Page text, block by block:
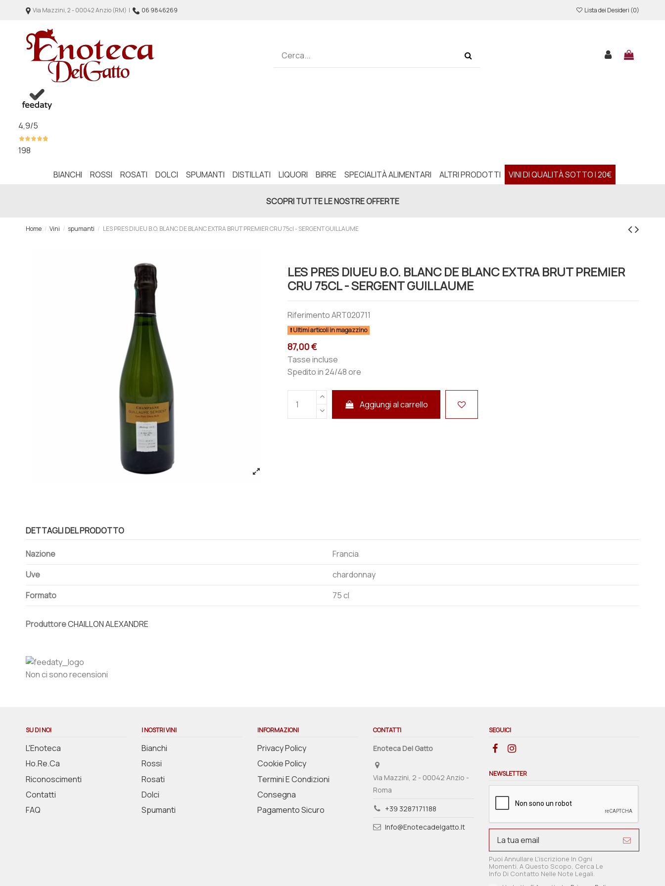
Via Mazzini, 2 - 00042 Anzio (RM) | 06 9846269 Lista dei Desideri (0)
4,9/5
198
BIANCHI ROSSI ROSATI DOLCI SPUMANTI DISTILLATI LIQUORI BIRRE SPECIALITÀ ALIMENTARI ALTRI PRODOTTI VINI DI QUALITÀ SOTTO I 20€
SCOPRI TUTTE LE NOSTRE OFFERTE
Home Vini spumanti LES PRES DIUEU B.O. BLANC DE BLANC EXTRA BRUT PREMIER CRU 75cl - SERGENT GUILLAUME
LES PRES DIUEU B.O. BLANC DE BLANC EXTRA BRUT PREMIER
CRU 75CL - SERGENT GUILLAUME
RiferimentoART020711
Ultimi articoli in magazzino
87,00 €
Tasse incluse
Spedito in 24/48 ore
Aggiungi al carrello
DETTAGLI DEL PRODOTTO
Nazione
Francia
Uve
chardonnay
Formato
75 cl
ProduttoreCHAILLON ALEXANDRE
Non ci sono recensioni
SU DI NOI
L'Enoteca
Ho.Re.Ca
Riconoscimenti
Contatti
FAQ
I NOSTRI VINI
Bianchi
Rossi
Rosati
Dolci
Spumanti
INFORMAZIONI
Privacy Policy
Cookie Policy
Termini E Condizioni
Consegna
Pagamento Sicuro
CONTATTI
Enoteca Del Gatto
Via Mazzini, 2 - 00042 Anzio -
Roma
+39 3287171188
Info@enotecadelgatto.it
SEGUICI
NEWSLETTER
Puoi Annullare L'iscrizione In Ogni
Momenti. A Questo Scopo, Cerca Le
Info Di Contatto Nelle Note Legali.